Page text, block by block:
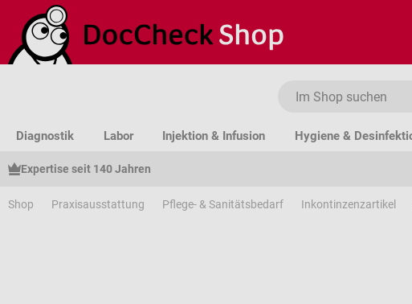
Hauptinhalt springen
Zur Suche springen
Zur Hauptnavigation springen
Diagnostik Labor Injektion & Infusion Hygiene &
Expertise seit 140 Jahren
Shop Praxisausstattung Pflege- & Sanitätsbedarf Inkontinzenzartikel